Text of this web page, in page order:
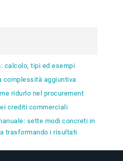
calcolo, tipi ed esempi
complessità aggiuntiva
ridurlo nel procurement
crediti commerciali
sette modi concreti in
trasformando i risultati